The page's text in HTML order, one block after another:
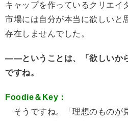
キャップを作っているクリエイ
市場には自分が本当に欲しいと
存在しませんでした。
――ということは、「欲しいか
ですね。
Foodie＆Key：
そうですね。「理想のものが